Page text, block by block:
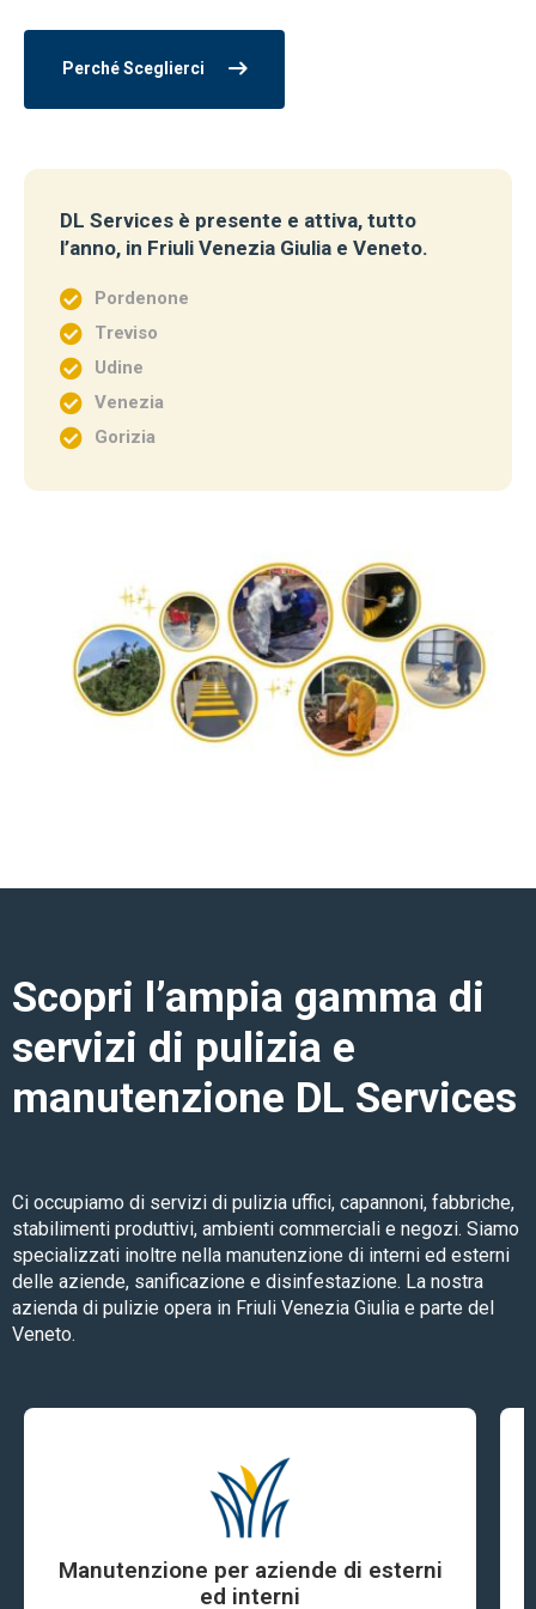
Perché Sceglierci
DL Services è presente e attiva, tutto
l’anno, in Friuli Venezia Giulia e Veneto.
Pordenone
Treviso
Udine
Venezia
Gorizia
Scopri l’ampia gamma di
servizi di pulizia e
manutenzione DL Services
Ci occupiamo di servizi di pulizia uffici, capannoni, fabbriche,
stabilimenti produttivi, ambienti commerciali e negozi. Siamo
specializzati inoltre nella manutenzione di interni ed esterni
delle aziende, sanificazione e disinfestazione. La nostra
azienda di pulizie opera in Friuli Venezia Giulia e parte del
Veneto.
Manutenzione per aziende di esterni
ed interni